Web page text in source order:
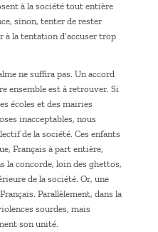
à la société tout entière
sinon, tenter de rester
à la tentation d’accuser trop
ne suffira pas. Un accord
ensemble est à retrouver. Si
écoles et des mairies
inacceptables, nous
de la société. Ces enfants
Français à part entière,
concorde, loin des ghettos,
de la société. Or, une
Parallèlement, dans la
sourdes, mais
son unité.